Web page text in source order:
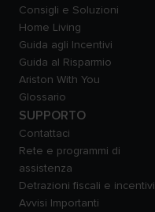
Consigli e Soluzioni
Home Living
Guida agli Incentivi
Guida al Risparmio
Ariston With You
Glossario
SUPPORTO
Contattaci
Rete e programmi di
assistenza
Detrazioni fiscali e incentivi
Avvisi Importanti